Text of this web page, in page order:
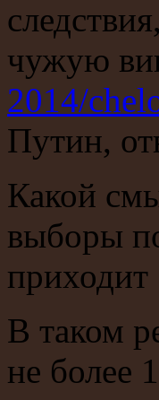
чужую
2014/
Путин,
Какой
выборы
приходит
В таком
не более